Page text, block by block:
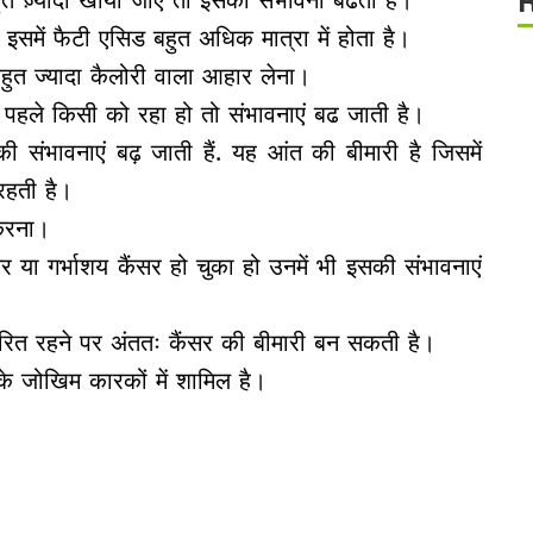
फैटी एसिड बहुत अधिक मात्रा में होता है।
ज्यादा कैलोरी वाला आहार लेना।
किसी को रहा हो तो संभावनाएं बढ जाती है।
संभावनाएं बढ़ जाती हैं. यह आंत की बीमारी है जिसमें
है।
गर्भाशय कैंसर हो चुका हो उनमें भी इसकी संभावनाएं
रहने पर अंततः कैंसर की बीमारी बन सकती है।
जोखिम कारकों में शामिल है।